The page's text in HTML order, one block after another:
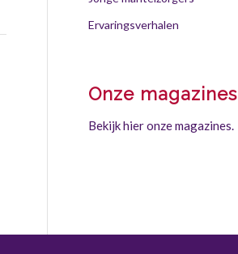
Ervaringsverhalen
Onze magazines
Bekijk hier onze magazines.